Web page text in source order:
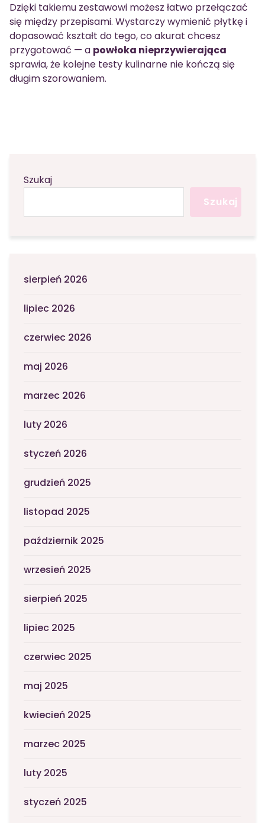
Dzięki takiemu zestawowi możesz łatwo przełączać
się między przepisami. Wystarczy wymienić płytkę i
dopasować kształt do tego, co akurat chcesz
przygotować — a powłoka nieprzywierająca
sprawia, że kolejne testy kulinarne nie kończą się
długim szorowaniem.
Szukaj
Szukaj
sierpień 2026
lipiec 2026
czerwiec 2026
maj 2026
marzec 2026
luty 2026
styczeń 2026
grudzień 2025
listopad 2025
październik 2025
wrzesień 2025
sierpień 2025
lipiec 2025
czerwiec 2025
maj 2025
kwiecień 2025
marzec 2025
luty 2025
styczeń 2025